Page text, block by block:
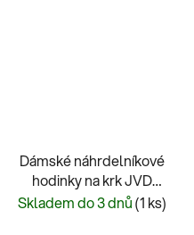
Dámské náhrdelníkové
hodinky na krk JVD
LK08
Skladem do 3 dnů(1 ks)